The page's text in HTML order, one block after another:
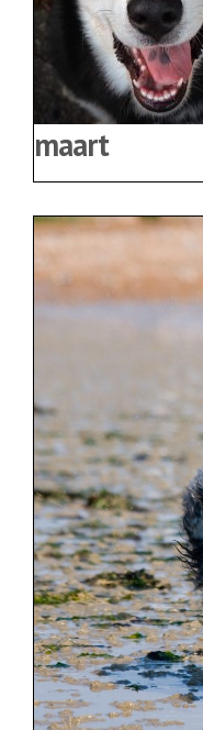
maart